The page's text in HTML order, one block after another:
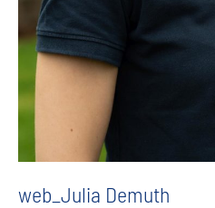
web_Julia Demuth